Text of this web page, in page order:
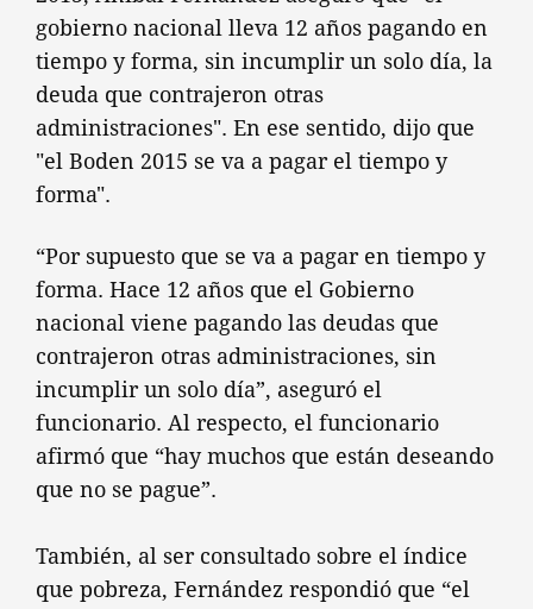
gobierno nacional lleva 12 años pagando en
tiempo y forma, sin incumplir un solo día, la
deuda que contrajeron otras
administraciones". En ese sentido, dijo que
"el Boden 2015 se va a pagar el tiempo y
forma".
“Por supuesto que se va a pagar en tiempo y
forma. Hace 12 años que el Gobierno
nacional viene pagando las deudas que
contrajeron otras administraciones, sin
incumplir un solo día”, aseguró el
funcionario. Al respecto, el funcionario
afirmó que “hay muchos que están deseando
que no se pague”.
También, al ser consultado sobre el índice
que pobreza, Fernández respondió que “el